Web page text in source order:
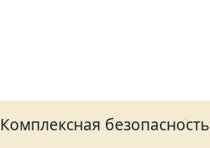
Комплексная безопасность